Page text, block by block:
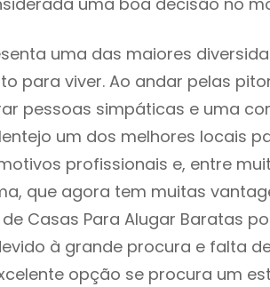
uma das maiores
para viver. Ao andar pelas
pessoas simpáticas e uma
um dos melhores locais
profissionais e, entre
que agora tem muitas
Casas Para Alugar Baratas
à grande procura e falta
opção se procura um